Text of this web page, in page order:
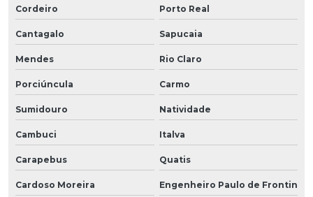
Cordeiro Porto Real
Cantagalo Sapucaia
Mendes Rio Claro
Porciúncula Carmo
Sumidouro Natividade
Cambuci Italva
Carapebus Quatis
Cardoso Moreira Engenheiro Paulo de Frontin